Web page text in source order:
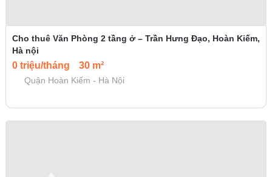
Cho thuê Văn Phòng 2 tầng ở – Trần Hưng Đạo, Hoàn Kiếm,
Hà nội
0 triệu/tháng 30 m²
Quận Hoàn Kiếm - Hà Nội